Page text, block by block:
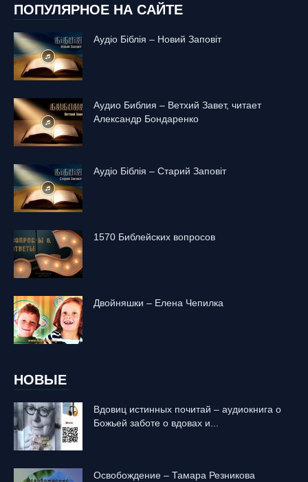
ПОПУЛЯРНОЕ НА САЙТЕ
Аудіо Біблія – Новий Заповіт
Аудио Библия – Ветхий Завет, читает
Александр Бондаренко
Аудіо Біблія – Старий Заповіт
1570 Библейских вопросов
Двойняшки – Елена Чепилка
НОВЫЕ
Вдовиц истинных почитай – аудиокнига о
Божьей заботе о вдовах и...
Освобождение – Тамара Резникова